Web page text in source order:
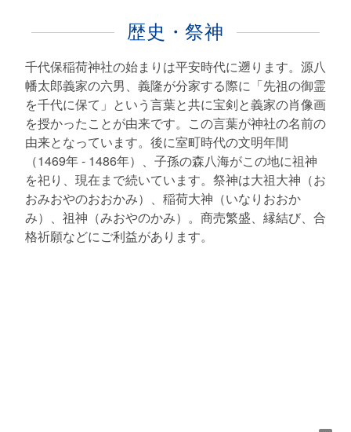
歴史・祭神
千代保稲荷神社の始まりは平安時代に遡ります。源八
幡太郎義家の六男、義隆が分家する際に「先祖の御霊
を千代に保て」という言葉と共に宝剣と義家の肖像画
を授かったことが由来です。この言葉が神社の名前の
由来となっています。後に室町時代の文明年間
（1469年 - 1486年）、子孫の森八海がこの地に祖神
を祀り、現在まで続いています。祭神は大祖大神（お
おみおやのおおかみ）、稲荷大神（いなりおおか
み）、祖神（みおやのかみ）。商売繁盛、縁結び、合
格祈願などにご利益があります。